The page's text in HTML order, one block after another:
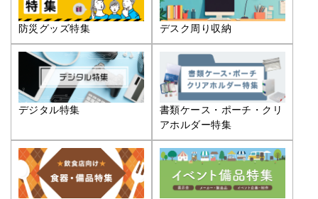
防災グッズ特集 デスク周り収納
デジタル特集
書類ケース・ポーチ・クリ
アホルダー特集